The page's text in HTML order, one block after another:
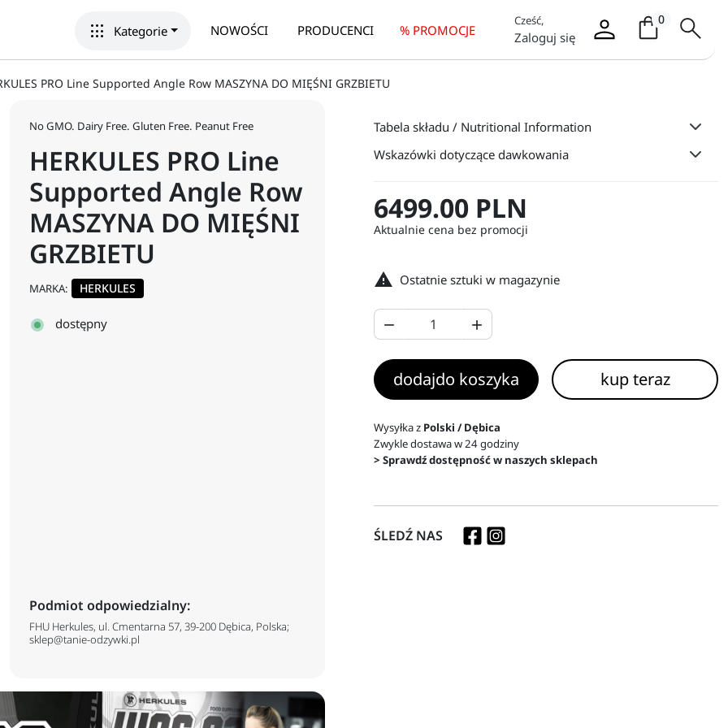
apps Kategorie NOWOŚCI PRODUCENCI % PROMOCJE
Cześć,
Zaloguj się
0Koszyk /
PRO Line Supported Angle Row MASZYNA DO MIĘŚNI GRZBIETU
No GMO. Dairy Free. Gluten Free. Peanut Free
HERKULES PRO Line
Supported Angle Row
MASZYNA DO MIĘŚNI
GRZBIETU
MARKA: HERKULES
dostępny
Podmiot odpowiedzialny:
FHU Herkules, ul. Cmentarna 57, 39-200 Dębica, Polska;
sklep@tanie-odzywki.pl
Tabela składu / Nutritional Information
Wskazówki dotyczące dawkowania
6499.00 PLN
Aktualnie cena bez promocji
 Ostatnie sztuki w magazynie
 
dodajdo koszyka kup teraz
Wysyłka z Polski / Dębica
Zwykle dostawa w 24 godziny
> Sprawdź dostępność w naszych sklepach
ŚLEDŹ NAS